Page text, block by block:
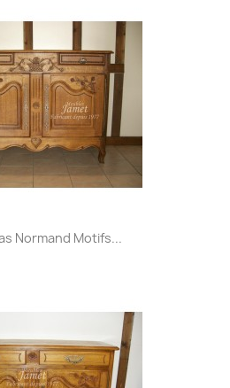
Normand Motifs...